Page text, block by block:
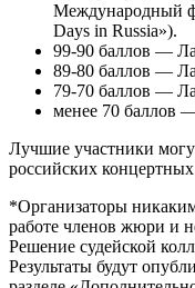
Международный
Days in Russia»).
99-90 баллов —
89-80 баллов —
79-70 баллов —
менее 70 баллов
Лучшие участники
российских
*Организаторы
работе членов жюри и
Решение судейской
Результаты будут